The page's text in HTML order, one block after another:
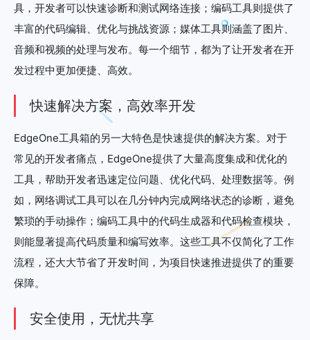
具，开发者可以快速诊断和测试网络连接；编码工具则提供了
丰富的代码编辑、优化与挑战资源；媒体工具则涵盖了图片、
音频和视频的处理与发布。每一个细节，都为了让开发者在开
发过程中更加便捷、高效。
快速解决方案，高效率开发
EdgeOne工具箱的另一大特色是快速提供的解决方案。对于
常见的开发者痛点，EdgeOne提供了大量高度集成和优化的
工具，帮助开发者迅速定位问题、优化代码、处理数据等。例
如，网络调试工具可以在几分钟内完成网络状态的诊断，避免
繁琐的手动操作；编码工具中的代码生成器和代码检查模块，
则能显著提高代码质量和编写效率。这些工具不仅简化了工作
流程，还大大节省了开发时间，为项目快速推进提供了的重要
保障。
安全使用，无忧共享